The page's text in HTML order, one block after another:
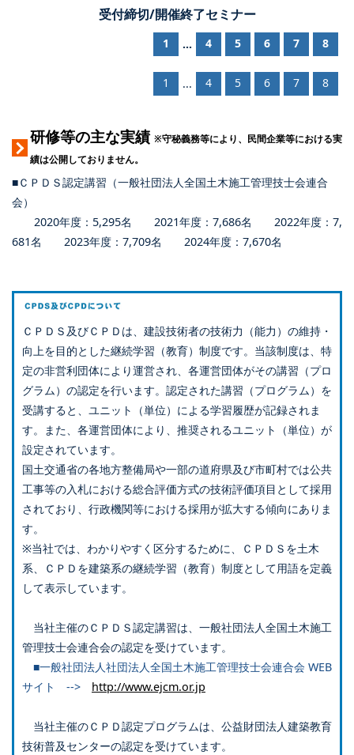
受付締切/開催終了セミナー
1 ... 4 5 6 7 8
1 ... 4 5 6 7 8
研修等の主な実績 ※守秘義務等により、民間企業等における実
績は公開しておりません。
■ＣＰＤＳ認定講習（一般社団法人全国土木施工管理技士会連合
会）
2020年度：5,295名 2021年度：7,686名 2022年度：7,
681名 2023年度：7,709名 2024年度：7,670名
ＣＰＤＳ及びＣＰＤは、建設技術者の技術力（能力）の維持・
向上を目的とした継続学習（教育）制度です。当該制度は、特
定の非営利団体により運営され、各運営団体がその講習（プロ
グラム）の認定を行います。認定された講習（プログラム）を
受講すると、ユニット（単位）による学習履歴が記録されま
す。また、各運営団体により、推奨されるユニット（単位）が
設定されています。
国土交通省の各地方整備局や一部の道府県及び市町村では公共
工事等の入札における総合評価方式の技術評価項目として採用
されており、行政機関等における採用が拡大する傾向にありま
す。
※当社では、わかりやすく区分するために、ＣＰＤＳを土木
系、ＣＰＤを建築系の継続学習（教育）制度として用語を定義
して表示しています。
当社主催のＣＰＤＳ認定講習は、一般社団法人全国土木施工
管理技士会連合会の認定を受けています。
■一般社団法人社団法人全国土木施工管理技士会連合会 WEB
サイト --> http://www.ejcm.or.jp
当社主催のＣＰＤ認定プログラムは、公益財団法人建築教育
技術普及センターの認定を受けています。